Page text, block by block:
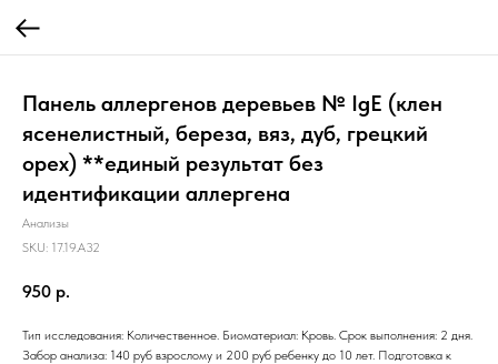
Панель аллергенов деревьев № IgE (клен
ясенелистный, береза, вяз, дуб, грецкий
орех) **единый результат без
идентификации аллергена
Анализы
SKU: 17.19.A32
950 р.
Тип исследования: Количественное. Биоматериал: Кровь. Срок выполнения: 2 дня.
Забор анализа: 140 руб взрослому и 200 руб ребенку до 10 лет. Подготовка к